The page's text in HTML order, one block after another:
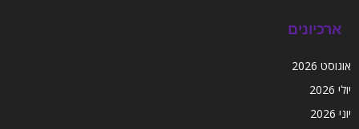
ארכיונים
אוגוסט 2026
יולי 2026
יוני 2026